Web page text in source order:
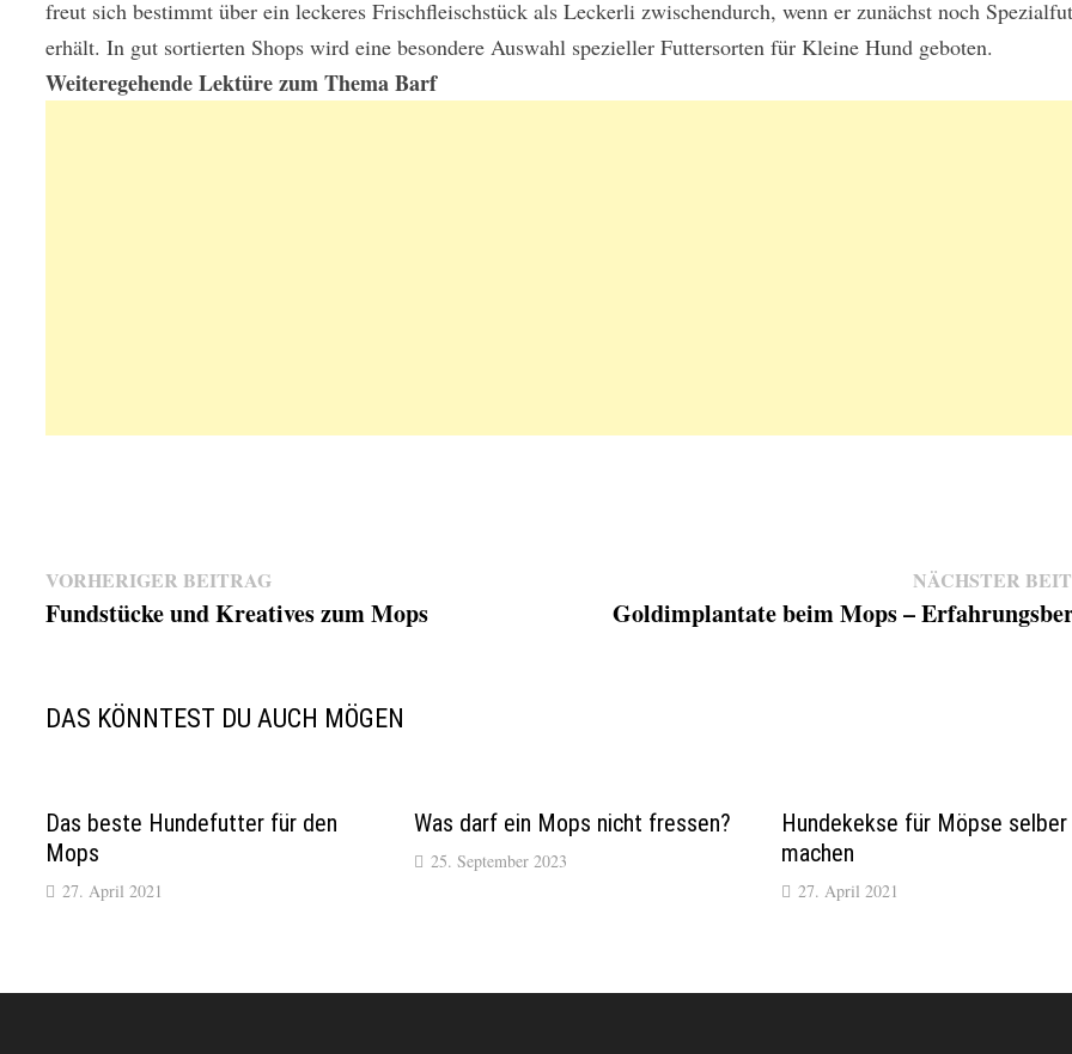
freut sich bestimmt über ein leckeres Frischfleischstück als Leckerli zwischendurch, wenn er zunächst noch
erhält. In gut sortierten Shops wird eine besondere Auswahl spezieller Futtersorten für Kleine Hund geboten.
Weiteregehende Lektüre zum Thema Barf
Beitragsnavigation
VORHERIGER BEITRAGVorheriger
Beitrag:
Fundstücke und Kreatives zum Mops
NÄCHSTER
Goldimplantate beim Mops –
DAS KÖNNTEST DU AUCH MÖGEN
Das beste Hundefutter für den
Mops
27. April 2021
Was darf ein Mops nicht fressen?
25. September 2023
Hundekekse für Möpse selber
machen
27. April 2021